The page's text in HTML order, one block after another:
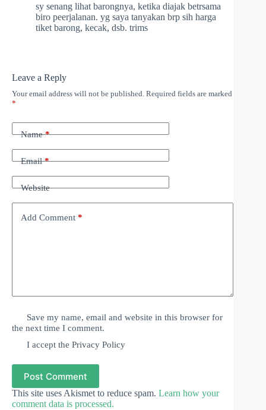
sy senang lihat barongnya, ketika diajak betrsama
biro peerjalanan. yg saya tanyakan brp sih harga
tiket barong, kecak, dsb. trims
Leave a Reply
Your email address will not be published. Required fields are marked
*
Name*
Email*
Website
Add Comment *
Save my name, email and website in this browser for
the next time I comment.
I accept thePrivacy Policy
Post Comment
This site uses Akismet to reduce spam. Learn how your
comment data is processed.